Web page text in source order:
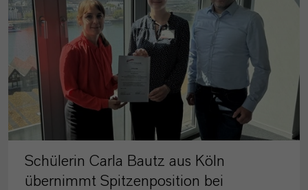
Schülerin Carla Bautz aus Köln
übernimmt Spitzenposition bei